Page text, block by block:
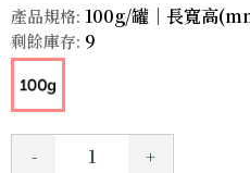
產品規格: 100g/罐｜長寬高
剩餘庫存: 9
- +